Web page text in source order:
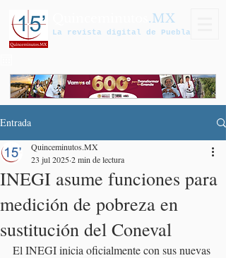
.MX
La revista digital de Puebla
Entrada
INEGI asume funciones para
medición de pobreza en
sustitución del Coneval
Quinceminutos.MX
23 jul 20252 min de lectura
El INEGI inicia oficialmente con sus nuevas